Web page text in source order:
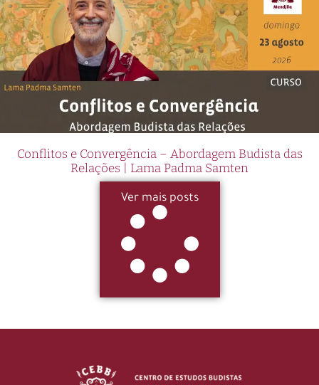
Conflitos e Convergência – Abordagem Budista das
Relações | Lama Padma Samten
Ver mais posts